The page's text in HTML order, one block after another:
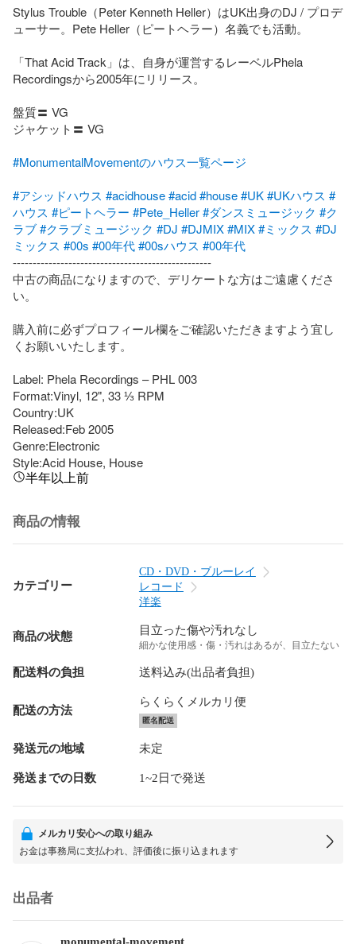
Stylus Trouble（Peter Kenneth Heller）はUK出身のDJ / プロデ
ューサー。Pete Heller（ピートヘラー）名義でも活動。
「That Acid Track」は、自身が運営するレーベルPhela
Recordingsから2005年にリリース。
盤質〓 VG
ジャケット〓 VG
#MonumentalMovementのハウス一覧ページ
#アシッドハウス #acidhouse#acid#house#UK#UKハウス #
ハウス #ピートヘラー #Pete_Heller#ダンスミュージック #ク
ラブ#クラブミュージック #DJ #DJMIX#MIX#ミックス #DJ
ミックス #00s #00年代#00sハウス #00年代
--------------------------------------------------
中古の商品になりますので、デリケートな方はご遠慮くださ
い。
購入前に必ずプロフィール欄をご確認いただきますよう宜し
くお願いいたします。
Label: Phela Recordings – PHL 003
Format:Vinyl, 12", 33 ⅓ RPM
Country:UK
Released:Feb 2005
Genre:Electronic
Style:Acid House, House
半年以上前
商品の情報
カテゴリー
CD・DVD・ブルーレイ
レコード
洋楽
商品の状態 目立った傷や汚れなし
細かな使用感・傷・汚れはあるが、目立たない
配送料の負担 送料込み(出品者負担)
配送の方法
らくらくメルカリ便
匿名配送
発送元の地域 未定
発送までの日数 1~2日で発送
メルカリ安心への取り組み
お金は事務局に支払われ、評価後に振り込まれます
出品者
monumental-movement